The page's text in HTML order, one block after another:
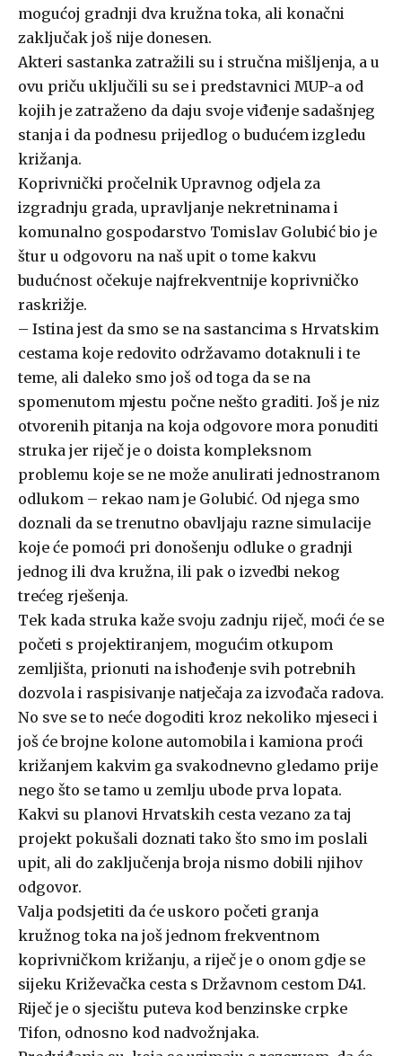
mogućoj gradnji dva kružna toka, ali konačni
zaključak još nije donesen.
Akteri sastanka zatražili su i stručna mišljenja, a u
ovu priču uključili su se i predstavnici MUP-a od
kojih je zatraženo da daju svoje viđenje sadašnjeg
stanja i da podnesu prijedlog o budućem izgledu
križanja.
Koprivnički pročelnik Upravnog odjela za
izgradnju grada, upravljanje nekretninama i
komunalno gospodarstvo Tomislav Golubić bio je
štur u odgovoru na naš upit o tome kakvu
budućnost očekuje najfrekventnije koprivničko
raskrižje.
– Istina jest da smo se na sastancima s Hrvatskim
cestama koje redovito održavamo dotaknuli i te
teme, ali daleko smo još od toga da se na
spomenutom mjestu počne nešto graditi. Još je niz
otvorenih pitanja na koja odgovore mora ponuditi
struka jer riječ je o doista kompleksnom
problemu koje se ne može anulirati jednostranom
odlukom – rekao nam je Golubić. Od njega smo
doznali da se trenutno obavljaju razne simulacije
koje će pomoći pri donošenju odluke o gradnji
jednog ili dva kružna, ili pak o izvedbi nekog
trećeg rješenja.
Tek kada struka kaže svoju zadnju riječ, moći će se
početi s projektiranjem, mogućim otkupom
zemljišta, prionuti na ishođenje svih potrebnih
dozvola i raspisivanje natječaja za izvođača radova.
No sve se to neće dogoditi kroz nekoliko mjeseci i
još će brojne kolone automobila i kamiona proći
križanjem kakvim ga svakodnevno gledamo prije
nego što se tamo u zemlju ubode prva lopata.
Kakvi su planovi Hrvatskih cesta vezano za taj
projekt pokušali doznati tako što smo im poslali
upit, ali do zaključenja broja nismo dobili njihov
odgovor.
Valja podsjetiti da će uskoro početi granja
kružnog toka na još jednom frekventnom
koprivničkom križanju, a riječ je o onom gdje se
sijeku Križevačka cesta s Državnom cestom D41.
Riječ je o sjecištu puteva kod benzinske crpke
Tifon, odnosno kod nadvožnjaka.